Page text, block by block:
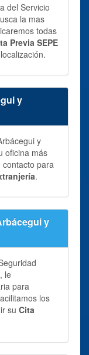
del Servicio
la mas
todas
Previa SEPE
y
y
oficina más
para
.
y
le
para
los
su Cita